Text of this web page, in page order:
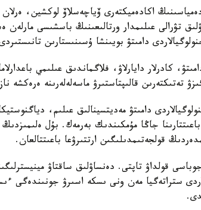
اكادەميكتەرى ۆياچەسلاۆ لوكشين،
تۋرالى عىلىمدار ورتالىعىنىڭ باسشىسى مارلەن
دامىتۋ بويىنشا ۇسىنىستارىن
كادرلار دايارلاۋ، فلاگماندىق عىلىمي
تەتىكتەرىن قالىپتاستىرۋ ماسەلەلەرىنە ەرەكشە
دامىتۋ مەديتسينالىق عىلىم،
جاڭا مۇمكىندىك بەرمەك. بۇل ەلىمىزدىڭ
قولجەتىمدىلىگىن ارتتىرۋعا باعىتتالعان.
قولداۋ تاپتى. دەنساۋلىق ساقتاۋ
ستراتەگيا مەن ونى ىسكە اسىرۋ